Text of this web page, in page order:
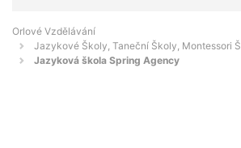
Orlové Vzdělávání
Jazykové Školy, Taneční Školy, Montessori
Jazyková škola Spring Agency